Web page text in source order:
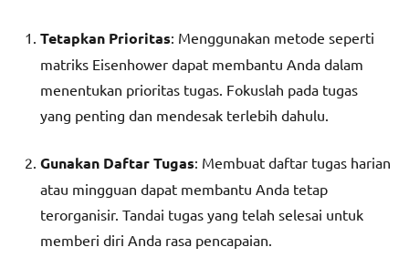
Tetapkan Prioritas: Menggunakan metode seperti
matriks Eisenhower dapat membantu Anda dalam
menentukan prioritas tugas. Fokuslah pada tugas
yang penting dan mendesak terlebih dahulu.
Gunakan Daftar Tugas: Membuat daftar tugas harian
atau mingguan dapat membantu Anda tetap
terorganisir. Tandai tugas yang telah selesai untuk
memberi diri Anda rasa pencapaian.